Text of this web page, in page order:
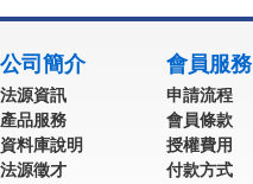
公司簡介
法源資訊
產品服務
資料庫說明
法源徵才
會員服務
申請流程
會員條款
授權費用
付款方式